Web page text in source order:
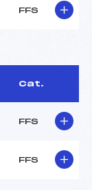
FFS
Cat.
FFS
FFS